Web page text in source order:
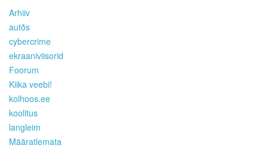
Arhiiv
autõs
cybercrime
ekraaniviisorid
Foorum
Kiika veebi!
kolhoos.ee
koolitus
langleim
Määratlemata